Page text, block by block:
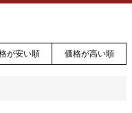
が安い順 価格が高い順